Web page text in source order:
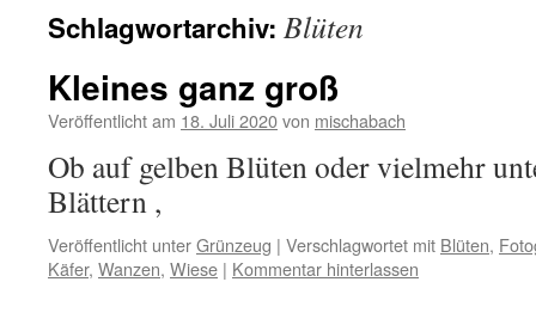
Schlagwortarchiv: Blüten
Kleines ganz groß
Veröffentlicht am 18. Juli 2020von mischabach
Ob auf gelben Blüten oder vielmehr
Blättern ,
Veröffentlicht unterGrünzeug | Verschlagwortet mit Blüten,
Käfer, Wanzen, Wiese | Kommentar hinterlassen